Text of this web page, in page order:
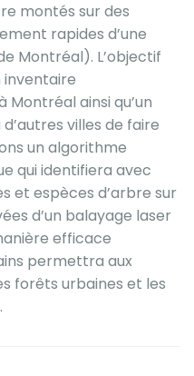
montés sur des
rapides d’une
Montréal). L’objectif
ainsi qu’un
villes de faire
un algorithme
qui identifiera avec
et espèces d’arbre sur
d’un balayage laser
efficace
permettra aux
forêts urbaines et les